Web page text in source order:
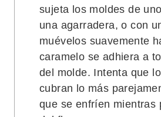
sujeta los moldes de
una agarradera, o con
muévelos suavemente
caramelo se adhiera a
del molde. Intenta que
cubran lo más
que se enfríen mientras